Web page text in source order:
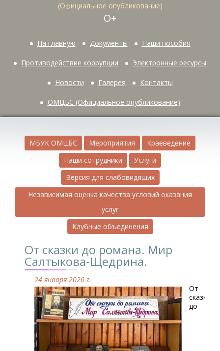
(Официальное опубликование)
О+
На главную Документы Наши пособия
Противодействие коррупции Электронные ресурсы
Новости Галерея Контакты
ОМЦБС (Официальное опубликование)
МБУК ОМЦБС Мероприятия
Краеведение
Наши сотрудники
Услуги
Версия для слабовидящих
Независимая оценка качества условий оказания
услуг
Клубные объединения
От сказки до романа. Мир
Салтыкова-Щедрина.
24 января 2026 г.
От
сказки
до